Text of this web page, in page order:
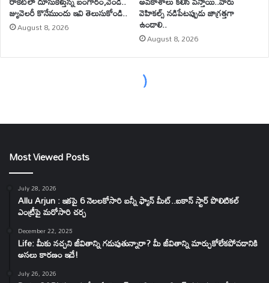
Most Viewed Posts
July 28, 2026
Allu Arjun : ఇకపై 6 నెలలకోసారి బన్నీ ఫ్యాన్ మీట్..ఐకాన్ స్టార్ పొలిటికల్
ఎంట్రీపై మరోసారి చర్చ
December 22, 2025
Life: మీకు నచ్చని జీవితాన్ని గడుపుతున్నారా? మీ జీవితాన్ని మార్చుకోలేకపోవడానికి
అసలు కారణం ఇదే!
July 26, 2026